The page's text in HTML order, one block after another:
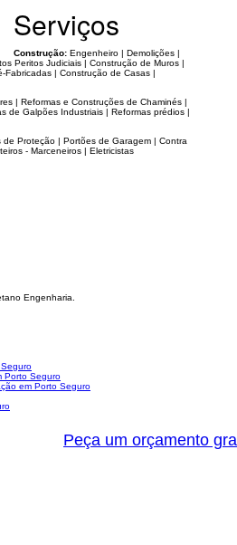
Serviços
Construção: Engenheiro | Demolições |
Peritos Judiciais | Construção de Muros |
Fabricadas | Construção de Casas |
| Reformas e Construções de Chaminés |
de Galpões Industriais | Reformas prédios |
Proteção | Portões de Garagem | Contra
- Marceneiros | Eletricistas
Engenharia.
Porto Seguro
em Porto Seguro
Peça um orçamento